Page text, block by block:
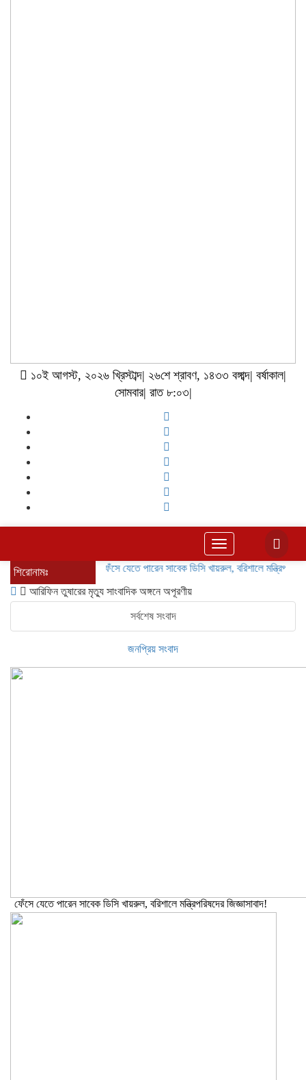
১০ই আগস্ট, ২০২৬ খ্রিস্টাব্দ| ২৬শে শ্রাবণ, ১৪৩৩ বঙ্গাব্দ| বর্ষাকাল|
সোমবার| রাত ৮:০৩|
Toggle
navigation
শিরোনামঃ
ফেঁসে যেতে পারেন সাবেক ডিসি খায়রুল, বরিশালে মন্ত্রিপরিষদের
আরিফিন তুষারের মৃত্যু সাংবাদিক অঙ্গনে অপূরণীয়
সর্বশেষ সংবাদ
জনপ্রিয় সংবাদ
ফেঁসে যেতে পারেন সাবেক ডিসি খায়রুল, বরিশালে মন্ত্রিপরিষদের জিজ্ঞাসাবাদ!